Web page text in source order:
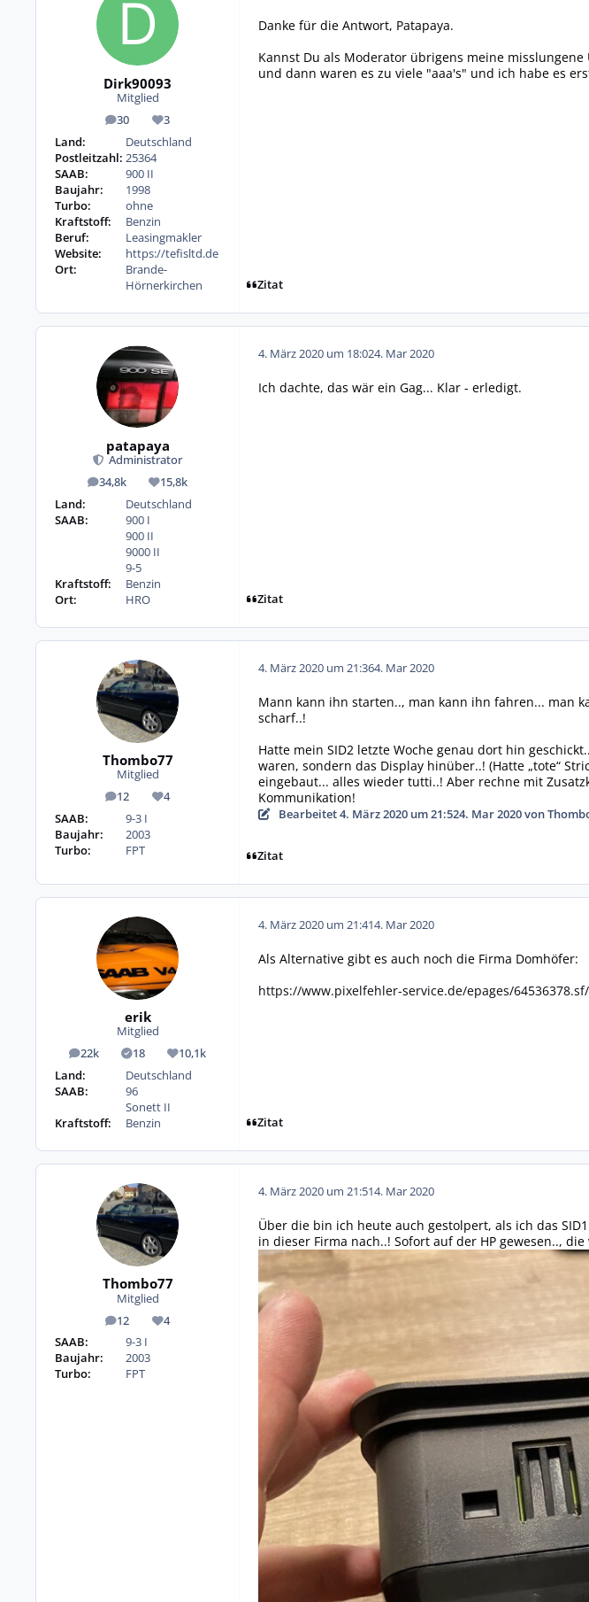
Dirk90093
Mitglied
30
Beiträge 3
Reputation
Land:
Deutschland
Postleitzahl: 25364
SAAB:
900 II
Baujahr:
1998
Turbo:
ohne
Kraftstoff:
Benzin
Beruf:
Leasingmakler
Website:
https://tefisltd.de
Ort:
Brande-
Hörnerkirchen
Danke für die Antwort, Patapaya.
Kannst Du als Moderator übrigens meine
und dann waren es zu viele "aaa's" und ich habe es
Zitat
patapaya
Administrator
34,8k
Beiträge 15,8k
Reputation
Land:
Deutschland
SAAB:
900 I
900 II
9000 II
9-5
Kraftstoff:
Benzin
Ort:
HRO
4. März 2020 um 18:024. Mar 2020
Ich dachte, das wär ein Gag... Klar - erledigt.
Zitat
Thombo77
Mitglied
12
Beiträge 4
Reputation
SAAB:
9-3 I
Baujahr:
2003
Turbo:
FPT
4. März 2020 um 21:364. Mar 2020
Mann kann ihn starten.., man kann ihn fahren... man
scharf..!
Hatte mein SID2 letzte Woche genau dort hin
waren, sondern das Display hinüber..! (Hatte „tote“
eingebaut... alles wieder tutti..! Aber rechne mit
Kommunikation!
Bearbeitet4. März 2020 um 21:524. Mar 2020von
Zitat
erik
Mitglied
22k
Beiträge 18
Lösungen10,1k
Reputation
Land:
Deutschland
SAAB:
96
Sonett II
Kraftstoff:
Benzin
4. März 2020 um 21:414. Mar 2020
Als Alternative gibt es auch noch die Firma Domhöfer:
https://www.pixelfehler-service.de/epages/
Zitat
Thombo77
Mitglied
12
Beiträge 4
Reputation
SAAB:
9-3 I
Baujahr:
2003
Turbo:
FPT
4. März 2020 um 21:514. Mar 2020
Über die bin ich heute auch gestolpert, als ich das
in dieser Firma nach..! Sofort auf der HP gewesen..,